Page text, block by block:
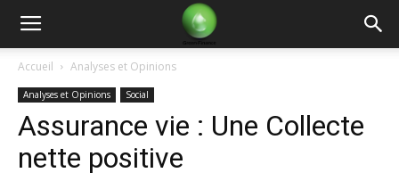
Green
Finance
Accueil Analyses et Opinions
Analyses et Opinions Social
Assurance vie : Une Collecte
nette positive